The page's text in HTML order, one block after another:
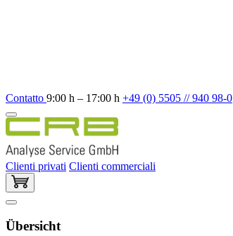
Contatto 9:00 h – 17:00 h +49 (0) 5505 // 940 98-0
Clienti privati Clienti commerciali
Übersicht